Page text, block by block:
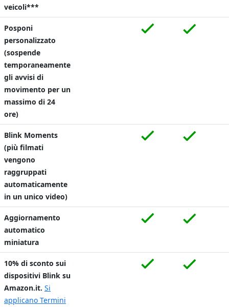
veicoli***
Posponi
personalizzato
(sospende
temporaneamente
gli avvisi di
movimento per un
massimo di 24
ore)
Blink Moments
(più filmati
vengono
raggruppati
automaticamente
in un unico video)
Aggiornamento
automatico
miniatura
10% di sconto sui
dispositivi Blink su
Amazon.it. Si
applicano Termini